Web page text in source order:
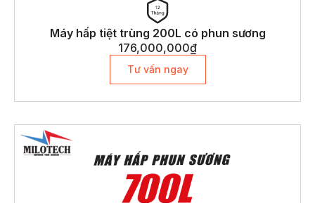
Máy hấp tiệt trùng 200L có phun sương
176,000,000₫
Tư vấn ngay